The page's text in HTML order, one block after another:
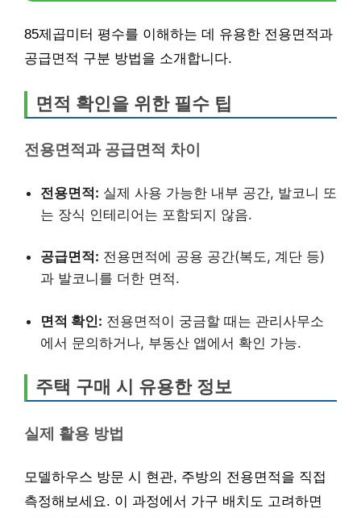
85제곱미터 평수를 이해하는 데 유용한 전용면적과
공급면적 구분 방법을 소개합니다.
면적 확인을 위한 필수 팁
전용면적과 공급면적 차이
전용면적: 실제 사용 가능한 내부 공간, 발코니 또
는 장식 인테리어는 포함되지 않음.
공급면적: 전용면적에 공용 공간(복도, 계단 등)
과 발코니를 더한 면적.
면적 확인: 전용면적이 궁금할 때는 관리사무소
에서 문의하거나, 부동산 앱에서 확인 가능.
주택 구매 시 유용한 정보
실제 활용 방법
모델하우스 방문 시 현관, 주방의 전용면적을 직접
측정해보세요. 이 과정에서 가구 배치도 고려하면